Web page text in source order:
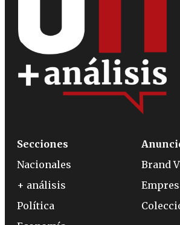
Secciones
Nacionales
+ análisis
Política
Brand